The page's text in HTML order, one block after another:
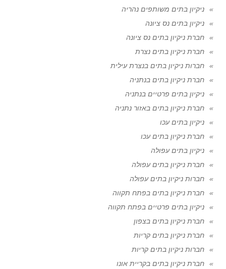
ניקיון בתים משותפים נהריה
ניקיון בתים נס ציונה
חברת ניקיון בתים נס ציונה
חברת ניקיון בתים נצרת
חברות ניקיון בתים בנצרת עילית
חברת ניקיון בתים בנתניה
ניקיון בתים פרטיים בנתניה
חברת ניקיון בתים באזור נתניה
ניקיון בתים עכו
חברת ניקיון בתים עכו
ניקיון בתים עפולה
חברת ניקיון בתים עפולה
חברות ניקיון בתים עפולה
חברת ניקיון בתים בפתח תקווה
ניקיון בתים פרטיים בפתח תקווה
חברת ניקיון בתים בצפון
חברת ניקיון בתים קריות
חברות ניקיון בתים קריות
חברת ניקיון בתים בקריית אונו